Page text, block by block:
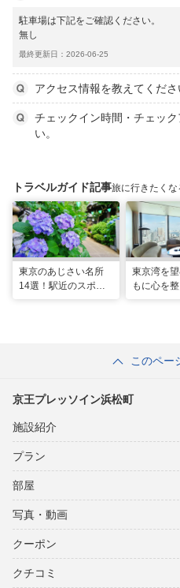
駐車場は下記をご確認ください。
無し
最終更新日：2026-06-25
アクセス情報を教えてくださ
チェックイン時間・チェッ
い。
トラベルガイド記事旅に行きたく
東京のあじさい名所
14選！駅近のスポッ
東京湾を
もに心を
このペー
京王プレッソイン浜松町
施設紹介
プラン
部屋
写真・動画
クーポン
クチコミ